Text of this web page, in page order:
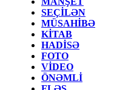
SEÇİLƏN
MÜSAHİBƏ
KİTAB
HADİSƏ
FOTO
VİDEO
ÖNƏMLİ